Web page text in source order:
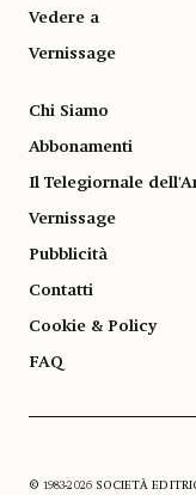
Vedere a
Vernissage
Chi Siamo
Abbonamenti
Il Telegiornale
Vernissage
Pubblicità
Contatti
Cookie & Policy
FAQ
© 1983-2026 SOCIETÀ